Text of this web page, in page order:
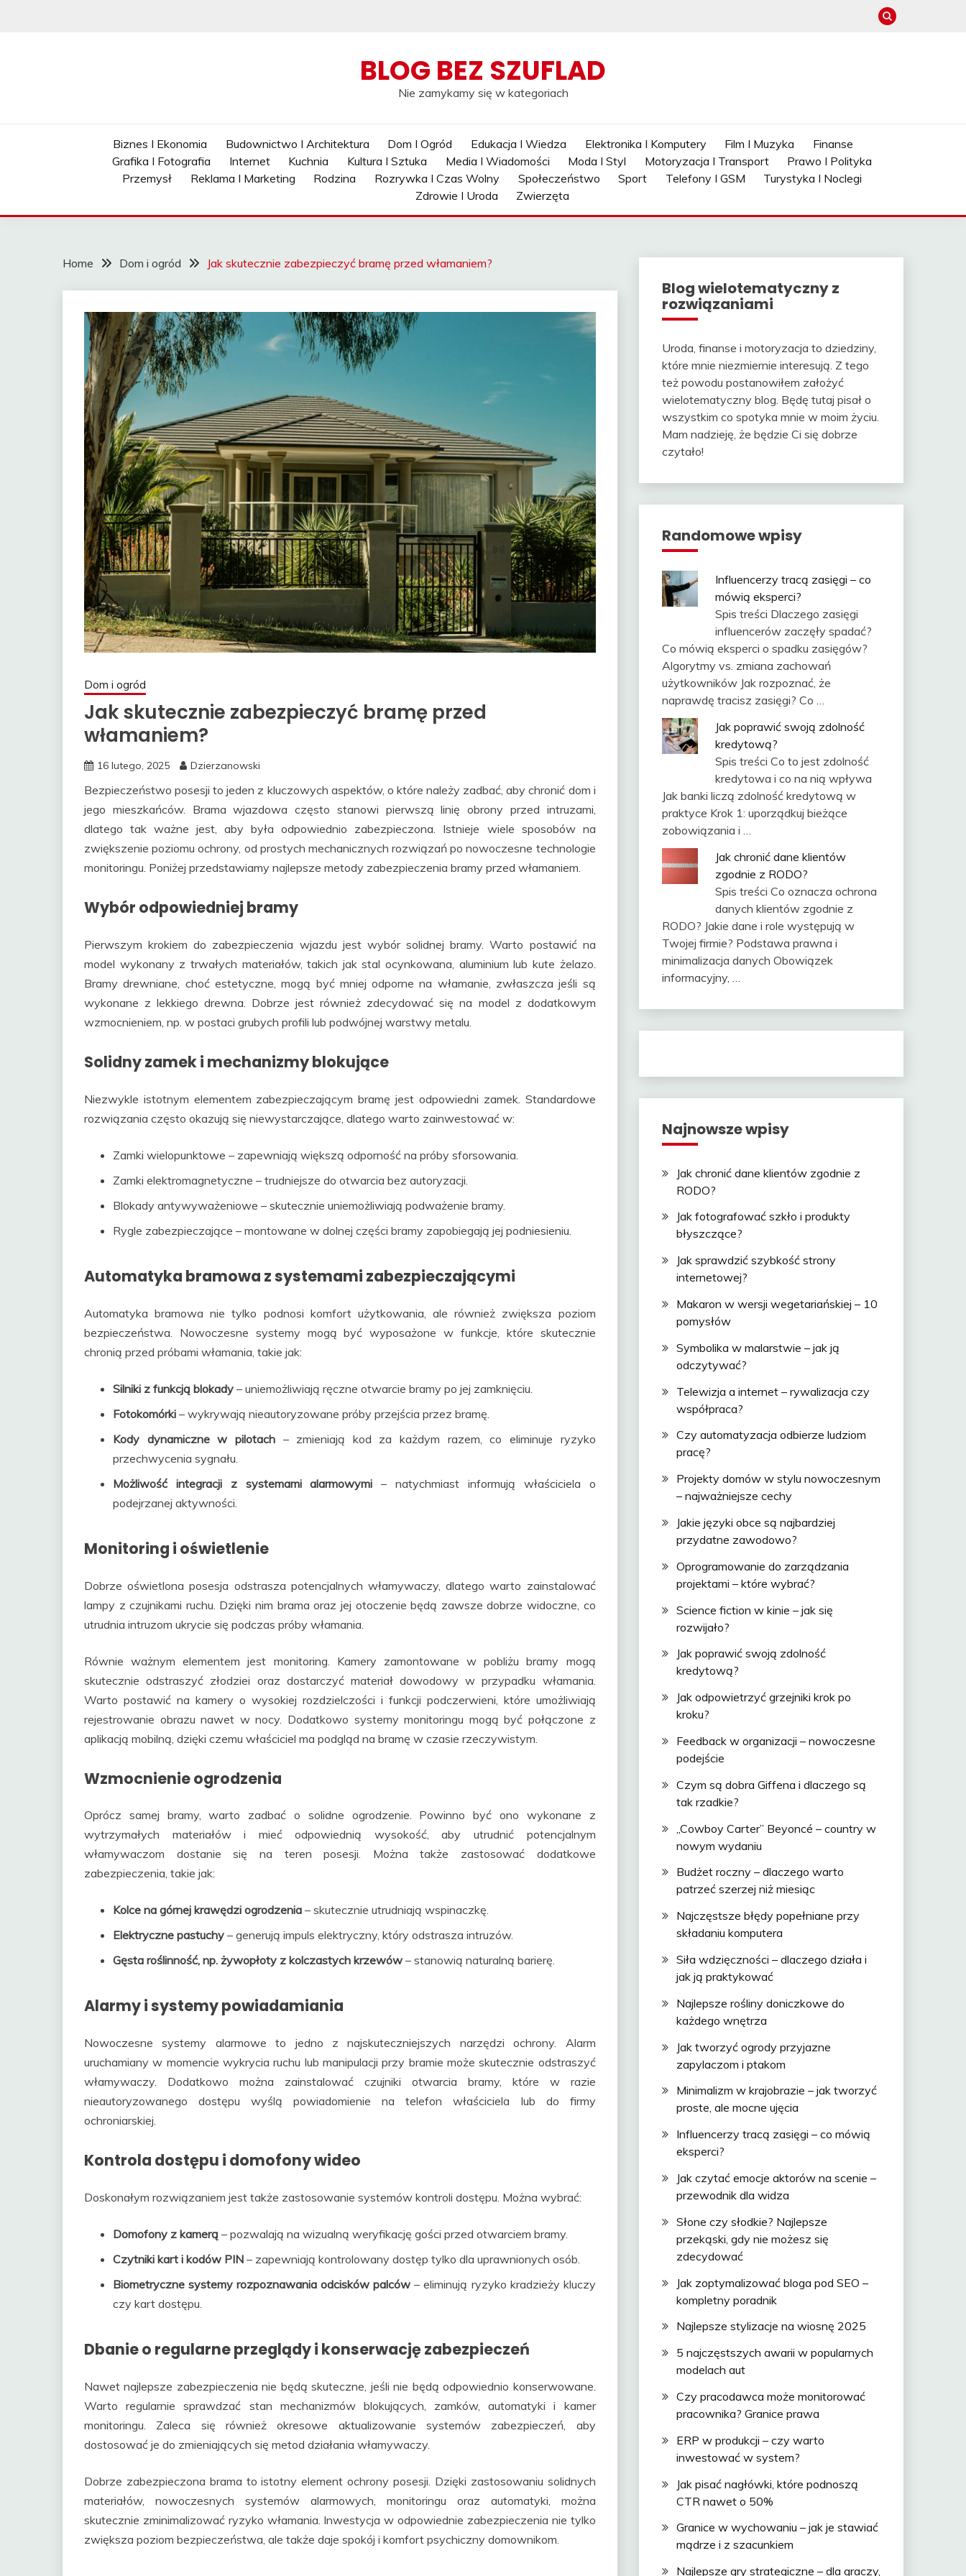
BLOG BEZ SZUFLAD
Nie zamykamy się w kategoriach
Biznes I Ekonomia Budownictwo I Architektura Dom I Ogród Edukacja I Wiedza Elektronika I Komputery Film I Muzyka
Finanse
Grafika I Fotografia
Internet Kuchnia Kultura I Sztuka Media I Wiadomości Moda I Styl Motoryzacja I Transport
Prawo I Polityka
Przemysł
Reklama I Marketing Rodzina Rozrywka I Czas Wolny Społeczeństwo Sport Telefony I GSM
Turystyka I Noclegi
Zdrowie I Uroda
Zwierzęta
Home Dom i ogród Jak skutecznie zabezpieczyć bramę przed włamaniem?
Dom i ogród
Jak skutecznie zabezpieczyć bramę przed
włamaniem?
16 lutego, 2025 Dzierzanowski
Bezpieczeństwo posesji to jeden z kluczowych aspektów, o które należy zadbać, aby chronić dom i
jego mieszkańców. Brama wjazdowa często stanowi pierwszą linię obrony przed intruzami,
dlatego tak ważne jest, aby była odpowiednio zabezpieczona. Istnieje wiele sposobów na
zwiększenie poziomu ochrony, od prostych mechanicznych rozwiązań po nowoczesne technologie
monitoringu. Poniżej przedstawiamy najlepsze metody zabezpieczenia bramy przed włamaniem.
Wybór odpowiedniej bramy
Pierwszym krokiem do zabezpieczenia wjazdu jest wybór solidnej bramy. Warto postawić na
model wykonany z trwałych materiałów, takich jak stal ocynkowana, aluminium lub kute żelazo.
Bramy drewniane, choć estetyczne, mogą być mniej odporne na włamanie, zwłaszcza jeśli są
wykonane z lekkiego drewna. Dobrze jest również zdecydować się na model z dodatkowym
wzmocnieniem, np. w postaci grubych profili lub podwójnej warstwy metalu.
Solidny zamek i mechanizmy blokujące
Niezwykle istotnym elementem zabezpieczającym bramę jest odpowiedni zamek. Standardowe
rozwiązania często okazują się niewystarczające, dlatego warto zainwestować w:
Zamki wielopunktowe – zapewniają większą odporność na próby sforsowania.
Zamki elektromagnetyczne – trudniejsze do otwarcia bez autoryzacji.
Blokady antywyważeniowe – skutecznie uniemożliwiają podważenie bramy.
Rygle zabezpieczające – montowane w dolnej części bramy zapobiegają jej podniesieniu.
Automatyka bramowa z systemami zabezpieczającymi
Automatyka bramowa nie tylko podnosi komfort użytkowania, ale również zwiększa poziom
bezpieczeństwa. Nowoczesne systemy mogą być wyposażone w funkcje, które skutecznie
chronią przed próbami włamania, takie jak:
Silniki z funkcją blokady – uniemożliwiają ręczne otwarcie bramy po jej zamknięciu.
Fotokomórki – wykrywają nieautoryzowane próby przejścia przez bramę.
Kody dynamiczne w pilotach– zmieniają kod za każdym razem, co eliminuje ryzyko
przechwycenia sygnału.
Możliwość integracji z systemami alarmowymi – natychmiast informują właściciela o
podejrzanej aktywności.
Monitoring i oświetlenie
Dobrze oświetlona posesja odstrasza potencjalnych włamywaczy, dlatego warto zainstalować
lampy z czujnikami ruchu. Dzięki nim brama oraz jej otoczenie będą zawsze dobrze widoczne, co
utrudnia intruzom ukrycie się podczas próby włamania.
Równie ważnym elementem jest monitoring. Kamery zamontowane w pobliżu bramy mogą
skutecznie odstraszyć złodziei oraz dostarczyć materiał dowodowy w przypadku włamania.
Warto postawić na kamery o wysokiej rozdzielczości i funkcji podczerwieni, które umożliwiają
rejestrowanie obrazu nawet w nocy. Dodatkowo systemy monitoringu mogą być połączone z
aplikacją mobilną, dzięki czemu właściciel ma podgląd na bramę w czasie rzeczywistym.
Wzmocnienie ogrodzenia
Oprócz samej bramy, warto zadbać o solidne ogrodzenie. Powinno być ono wykonane z
wytrzymałych materiałów i mieć odpowiednią wysokość, aby utrudnić potencjalnym
włamywaczom dostanie się na teren posesji. Można także zastosować dodatkowe
zabezpieczenia, takie jak:
Kolce na górnej krawędzi ogrodzenia – skutecznie utrudniają wspinaczkę.
Elektryczne pastuchy – generują impuls elektryczny, który odstrasza intruzów.
Gęsta roślinność, np. żywopłoty z kolczastych krzewów – stanowią naturalną barierę.
Alarmy i systemy powiadamiania
Nowoczesne systemy alarmowe to jedno z najskuteczniejszych narzędzi ochrony. Alarm
uruchamiany w momencie wykrycia ruchu lub manipulacji przy bramie może skutecznie odstraszyć
włamywaczy. Dodatkowo można zainstalować czujniki otwarcia bramy, które w razie
nieautoryzowanego dostępu wyślą powiadomienie na telefon właściciela lub do firmy
ochroniarskiej.
Kontrola dostępu i domofony wideo
Doskonałym rozwiązaniem jest także zastosowanie systemów kontroli dostępu. Można wybrać:
Domofony z kamerą – pozwalają na wizualną weryfikację gości przed otwarciem bramy.
Czytniki kart i kodów PIN – zapewniają kontrolowany dostęp tylko dla uprawnionych osób.
Biometryczne systemy rozpoznawania odcisków palców – eliminują ryzyko kradzieży kluczy
czy kart dostępu.
Dbanie o regularne przeglądy i konserwację zabezpieczeń
Nawet najlepsze zabezpieczenia nie będą skuteczne, jeśli nie będą odpowiednio konserwowane.
Warto regularnie sprawdzać stan mechanizmów blokujących, zamków, automatyki i kamer
monitoringu. Zaleca się również okresowe aktualizowanie systemów zabezpieczeń, aby
dostosować je do zmieniających się metod działania włamywaczy.
Dobrze zabezpieczona brama to istotny element ochrony posesji. Dzięki zastosowaniu solidnych
materiałów, nowoczesnych systemów alarmowych, monitoringu oraz automatyki, można
skutecznie zminimalizować ryzyko włamania. Inwestycja w odpowiednie zabezpieczenia nie tylko
zwiększa poziom bezpieczeństwa, ale także daje spokój i komfort psychiczny domownikom.
Blog wielotematyczny z
rozwiązaniami
Uroda, finanse i motoryzacja to dziedziny,
które mnie niezmiernie interesują. Z tego
też powodu postanowiłem założyć
wielotematyczny blog. Będę tutaj pisał o
wszystkim co spotyka mnie w moim życiu.
Mam nadzieję, że będzie Ci się dobrze
czytało!
Randomowe wpisy
Influencerzy tracą zasięgi – co
mówią eksperci?
Spis treści Dlaczego zasięgi
influencerów zaczęły spadać?
Co mówią eksperci o spadku zasięgów?
Algorytmy vs. zmiana zachowań
użytkowników Jak rozpoznać, że
naprawdę tracisz zasięgi? Co …
Jak poprawić swoją zdolność
kredytową?
Spis treści Co to jest zdolność
kredytowa i co na nią wpływa
Jak banki liczą zdolność kredytową w
praktyce Krok 1: uporządkuj bieżące
zobowiązania i …
Jak chronić dane klientów
zgodnie z RODO?
Spis treści Co oznacza ochrona
danych klientów zgodnie z
RODO? Jakie dane i role występują w
Twojej firmie? Podstawa prawna i
minimalizacja danych Obowiązek
informacyjny, …
Najnowsze wpisy
Jak chronić dane klientów zgodnie z
RODO?
Jak fotografować szkło i produkty
błyszczące?
Jak sprawdzić szybkość strony
internetowej?
Makaron w wersji wegetariańskiej – 10
pomysłów
Symbolika w malarstwie – jak ją
odczytywać?
Telewizja a internet – rywalizacja czy
współpraca?
Czy automatyzacja odbierze ludziom
pracę?
Projekty domów w stylu nowoczesnym
– najważniejsze cechy
Jakie języki obce są najbardziej
przydatne zawodowo?
Oprogramowanie do zarządzania
projektami – które wybrać?
Science fiction w kinie – jak się
rozwijało?
Jak poprawić swoją zdolność
kredytową?
Jak odpowietrzyć grzejniki krok po
kroku?
Feedback w organizacji – nowoczesne
podejście
Czym są dobra Giffena i dlaczego są
tak rzadkie?
„Cowboy Carter” Beyoncé – country w
nowym wydaniu
Budżet roczny – dlaczego warto
patrzeć szerzej niż miesiąc
Najczęstsze błędy popełniane przy
składaniu komputera
Siła wdzięczności – dlaczego działa i
jak ją praktykować
Najlepsze rośliny doniczkowe do
każdego wnętrza
Jak tworzyć ogrody przyjazne
zapylaczom i ptakom
Minimalizm w krajobrazie – jak tworzyć
proste, ale mocne ujęcia
Influencerzy tracą zasięgi – co mówią
eksperci?
Jak czytać emocje aktorów na scenie –
przewodnik dla widza
Słone czy słodkie? Najlepsze
przekąski, gdy nie możesz się
zdecydować
Jak zoptymalizować bloga pod SEO –
kompletny poradnik
Najlepsze stylizacje na wiosnę 2025
5 najczęstszych awarii w popularnych
modelach aut
Czy pracodawca może monitorować
pracownika? Granice prawa
ERP w produkcji – czy warto
inwestować w system?
Jak pisać nagłówki, które podnoszą
CTR nawet o 50%
Granice w wychowaniu – jak je stawiać
mądrze i z szacunkiem
Najlepsze gry strategiczne – dla graczy,